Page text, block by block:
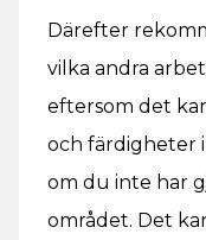
Därefter
vilka andra
eftersom det
och färdigheter
om du inte har
området. Det